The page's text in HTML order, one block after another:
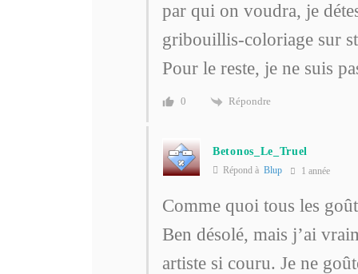
par qui on voudra, je
gribouillis-coloriage sur
Pour le reste, je ne suis
0 Répondre
Betonos_Le_Truel
Répond à Blup 1 année
Comme quoi tous les
Ben désolé, mais j’ai
artiste si couru. Je ne